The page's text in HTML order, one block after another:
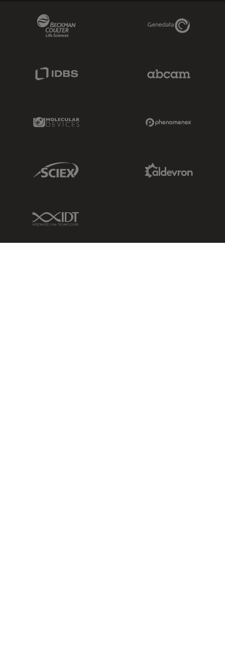
Genedata Link
IDBS Link
Molecular Devices Link
Sciex Link
IDT Link